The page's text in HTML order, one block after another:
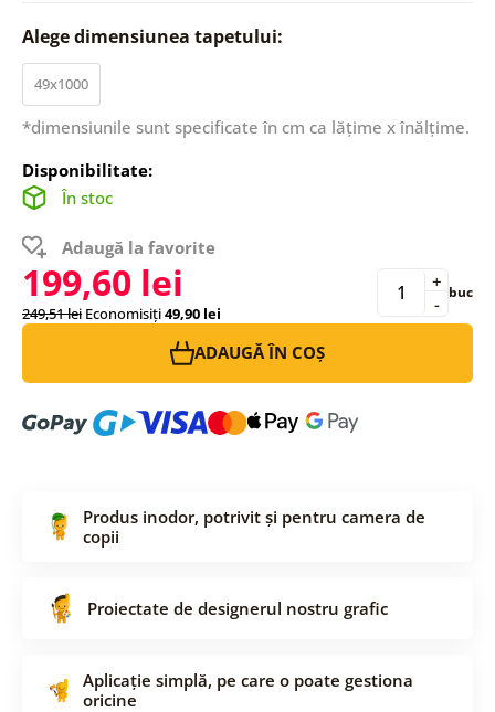
Alege dimensiunea tapetului:
49x1000
*dimensiunile sunt specificate în cm ca lățime x înălțime.
Disponibilitate:
În stoc
Adaugă la favorite
199,60 lei
249,51 lei Economisiți49,90 lei -
+ buc
ADAUGĂ ÎN COȘ
Produs inodor, potrivit și pentru camera de
copii
Proiectate de designerul nostru grafic
Aplicație simplă, pe care o poate gestiona
oricine